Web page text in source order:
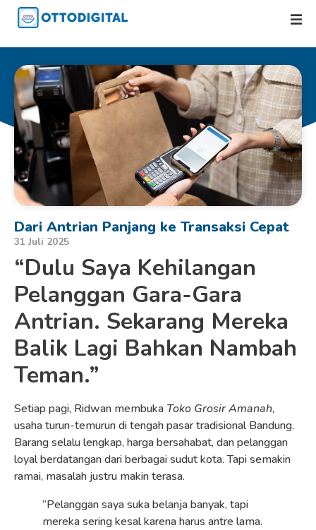
Dari Antrian Panjang ke Transaksi Cepat
31 Juli 2025
“Dulu Saya Kehilangan
Pelanggan Gara-Gara
Antrian. Sekarang Mereka
Balik Lagi Bahkan Nambah
Teman.”
Setiap pagi, Ridwan membuka Toko Grosir Amanah,
usaha turun-temurun di tengah pasar tradisional Bandung.
Barang selalu lengkap, harga bersahabat, dan pelanggan
loyal berdatangan dari berbagai sudut kota. Tapi semakin
ramai, masalah justru makin terasa.
“Pelanggan saya suka belanja banyak, tapi
mereka sering kesal karena harus antre lama.